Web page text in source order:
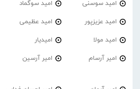
امید سوسنی امید سوگماد
امید عزیزپور امید عظیمی
امید مولا امیدیار
امیر آرسام امیر آرسین